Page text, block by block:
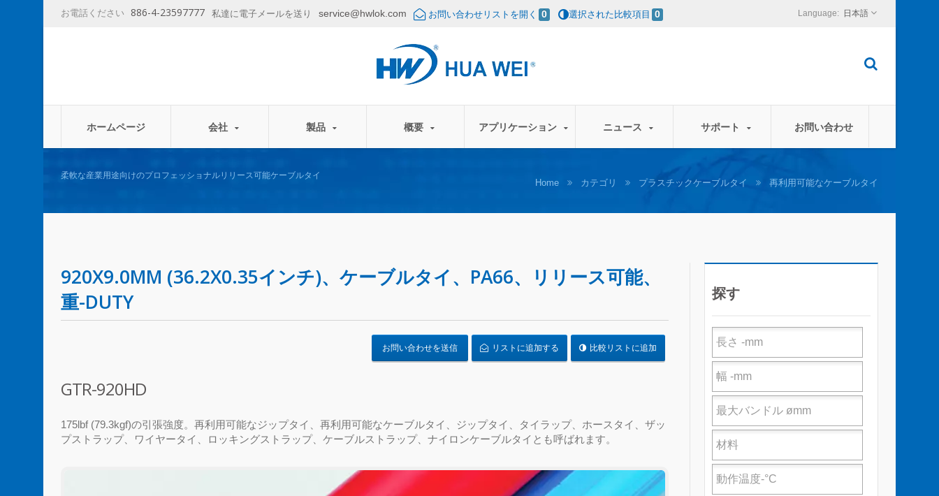
お電話ください 886-4-23597777 私達に電子メールを送り service@hwlok.com お問い合わせリストを開く 0 選択された比較項目 0 日本語
ホームページ 会社 製品 概要 アプリケーション ニュース サポート お問い合わせ
柔軟な産業用途向けのプロフェッショナルリリース可能ケーブルタイ
Home カテゴリ プラスチックケーブルタイ 再利用可能なケーブルタイ
920X9.0MM (36.2X0.35インチ)、ケーブルタイ、PA66、リリース可能、
重-DUTY
お問い合わせを送信 リストに追加する 比較リストに追加
GTR-920HD
175lbf (79.3kgf)の引張強度。再利用可能なジップタイ、再利用可能なケーブルタイ、ジップタイ、タイラップ、ホースタイ、ザッ
プストラップ、ワイヤータイ、ロッキングストラップ、ケーブルストラップ、ナイロンケーブルタイとも呼ばれます。
探す